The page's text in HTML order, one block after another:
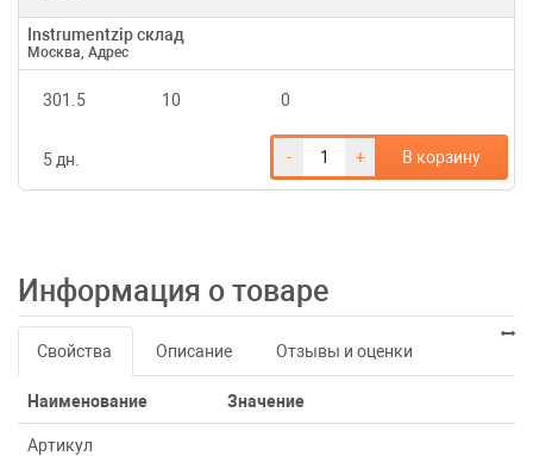
Instrumentzip склад
Москва, Адрес
301.5 10 0
5 дн. - + В корзину
Информация о товаре
Свойства Описание Отзывы и оценки
Наименование Значение
Артикул